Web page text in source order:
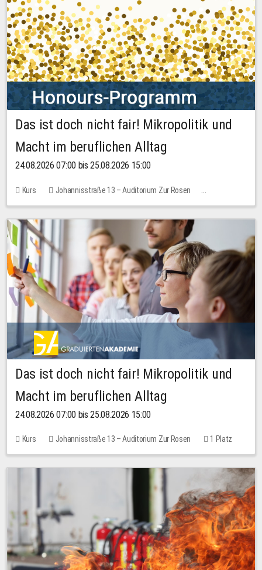
Das ist doch nicht fair! Mikropolitik und
Macht im beruflichen Alltag
24.08.2026 07:00 bis 25.08.2026 15:00
Kurs
Johannisstraße 13 – Auditorium Zur Rosen
Keine freien Plätze
Das ist doch nicht fair! Mikropolitik und
Macht im beruflichen Alltag
24.08.2026 07:00 bis 25.08.2026 15:00
Kurs Johannisstraße 13 – Auditorium Zur Rosen
1 Platz
30,00 EUR